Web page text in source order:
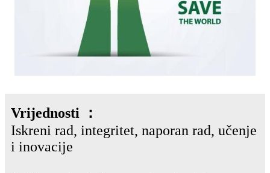
Vrijednosti ：
Iskreni rad, integritet, naporan rad, učenje
i inovacije